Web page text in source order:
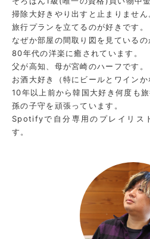
掃除大好きやり出すと止まりません
旅行プランを立てるのが好きです。
なぜか部屋の間取り図を見ているの
80年代の洋楽に癒されています。
父が高知、母が宮崎のハーフです。
お酒大好き（特にビールとワインか
10年以上前から韓国大好き何度も旅
孫の子守を頑張っています。
Spotifyで自分専用のプレイリス
す。